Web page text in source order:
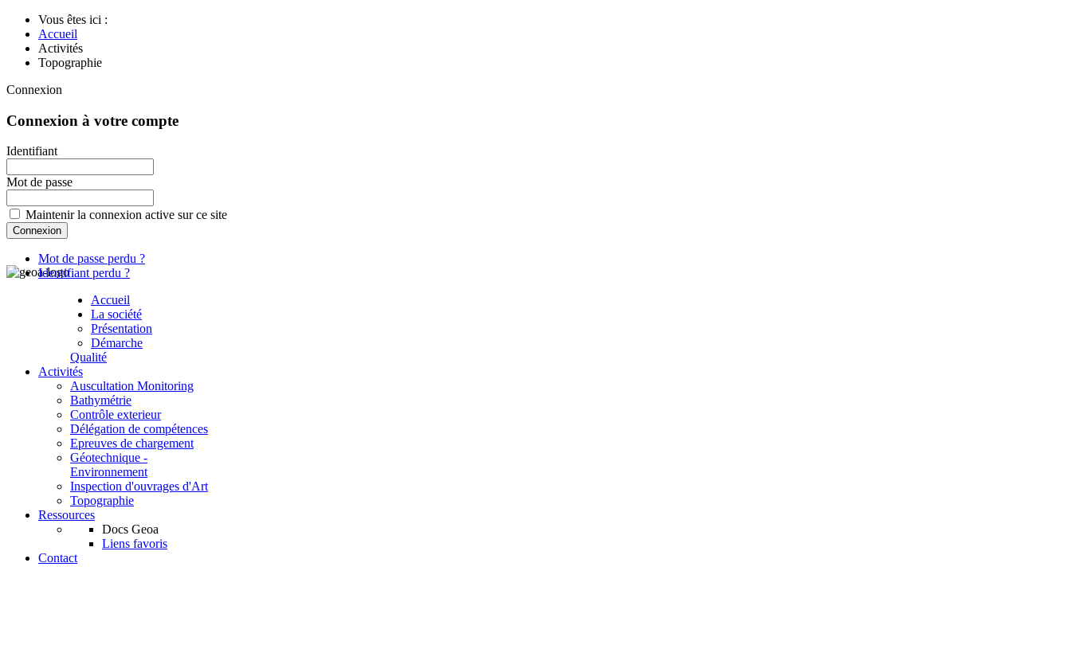
Vous êtes ici :
Accueil
Activités
Topographie
Connexion
Connexion à votre compte
Identifiant
Mot de passe
Maintenir la connexion active sur ce site
Mot de passe perdu ?
Identifiant perdu ?
Accueil
La société
Présentation
Démarche
Qualité
Activités
Auscultation Monitoring
Bathymétrie
Contrôle exterieur
Délégation de compétences
Epreuves de chargement
Géotechnique -
Environnement
Inspection d'ouvrages d'Art
Topographie
Ressources
Docs Geoa
Liens favoris
Contact